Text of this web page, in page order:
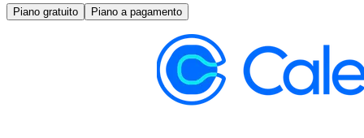
Piano gratuito Piano a pagamento